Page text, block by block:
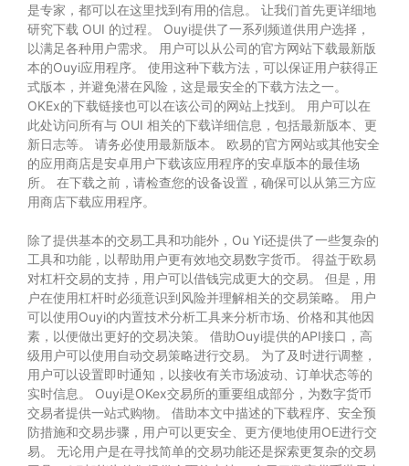
是专家，都可以在这里找到有用的信息。 让我们首先更详细地
研究下载 OUI 的过程。 Ouyi提供了一系列频道供用户选择，
以满足各种用户需求。 用户可以从公司的官方网站下载最新版
本的Ouyi应用程序。 使用这种下载方法，可以保证用户获得正
式版本，并避免潜在风险，这是最安全的下载方法之一。
OKEx的下载链接也可以在该公司的网站上找到。 用户可以在
此处访问所有与 OUI 相关的下载详细信息，包括最新版本、更
新日志等。 请务必使用最新版本。 欧易的官方网站或其他安全
的应用商店是安卓用户下载该应用程序的安卓版本的最佳场
所。 在下载之前，请检查您的设备设置，确保可以从第三方应
用商店下载应用程序。
除了提供基本的交易工具和功能外，Ou Yi还提供了一些复杂的
工具和功能，以帮助用户更有效地交易数字货币。 得益于欧易
对杠杆交易的支持，用户可以借钱完成更大的交易。 但是，用
户在使用杠杆时必须意识到风险并理解相关的交易策略。 用户
可以使用Ouyi的内置技术分析工具来分析市场、价格和其他因
素，以便做出更好的交易决策。 借助Ouyi提供的API接口，高
级用户可以使用自动交易策略进行交易。 为了及时进行调整，
用户可以设置即时通知，以接收有关市场波动、订单状态等的
实时信息。 Ouyi是OKex交易所的重要组成部分，为数字货币
交易者提供一站式购物。 借助本文中描述的下载程序、安全预
防措施和交易步骤，用户可以更安全、更方便地使用OE进行交
易。 无论用户是在寻找简单的交易功能还是探索更复杂的交易